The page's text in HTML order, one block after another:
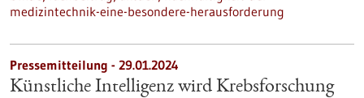
medizintechnik-eine-besondere-herausforderung
Pressemitteilung - 29.01.2024
Künstliche Intelligenz wird Krebsforschung